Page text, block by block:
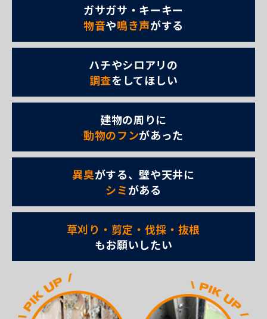
ガサガサ・キーキー
物音や鳴き声がする
ハチやシロアリの
調査をしてほしい
建物の周りに
動物のフンがあった
異臭がする、壁や天井に
シミがある
草刈り・剪定・伐採・抜根
もお願いしたい